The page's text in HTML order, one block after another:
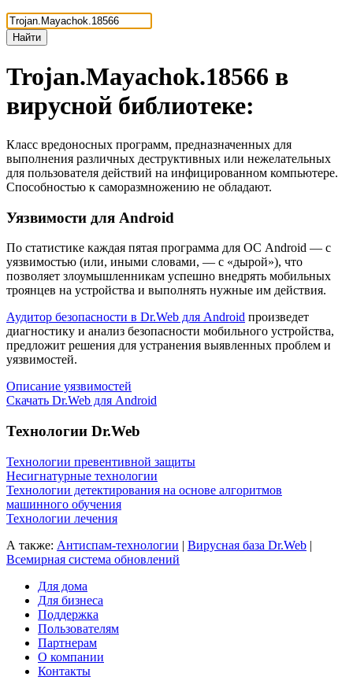
Найти
Trojan.Mayachok.18566 в
вирусной библиотеке:
Класс вредоносных программ, предназначенных для
выполнения различных деструктивных или нежелательных
для пользователя действий на инфицированном компьютере.
Способностью к саморазмножению не обладают.
Уязвимости для Android
По статистике каждая пятая программа для ОС Android — с
уязвимостью (или, иными словами, — с «дырой»), что
позволяет злоумышленникам успешно внедрять мобильных
троянцев на устройства и выполнять нужные им действия.
Аудитор безопасности в Dr.Web для Android произведет
диагностику и анализ безопасности мобильного устройства,
предложит решения для устранения выявленных проблем и
уязвимостей.
Описание уязвимостей
Скачать Dr.Web для Android
Технологии Dr.Web
Технологии превентивной защиты
Несигнатурные технологии
Технологии детектирования на основе алгоритмов
машинного обучения
Технологии лечения
А также: Антиспам-технологии | Вирусная база Dr.Web |
Всемирная система обновлений
Для дома
Для бизнеса
Поддержка
Пользователям
Партнерам
О компании
Контакты